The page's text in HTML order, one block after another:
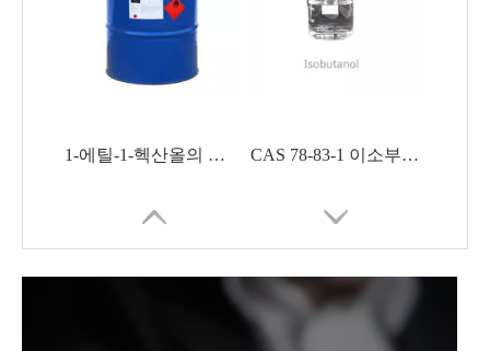
1-에틸-1-헥산올의 공장 가격;D1-3-옥탄올;에틸라밀카비놀 CAS 589-98-0 CAS 78-83-1 이소부틸 알코올 이소부탄올 Iba 유기 합성 물질